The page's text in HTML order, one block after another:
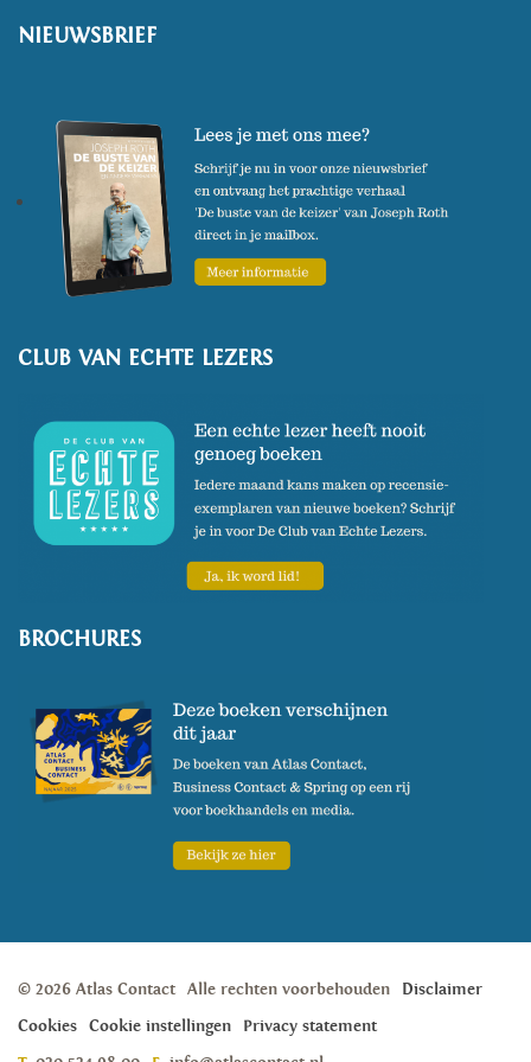
rechtvaardigen' werd in 2020
boekverkopers. In de zomer van
2021 verscheen 'De tuinen van
Buitenzorg', en in oktober 2022
verscheen het boek 'De
kampschilders' .
NIEUWSBRIEF
CLUB VAN ECHTE LEZERS
BROCHURES
© 2026 Atlas Contact Alle rechten voorbehouden
Disclaimer
Cookies
Cookie instellingen
Privacy statement